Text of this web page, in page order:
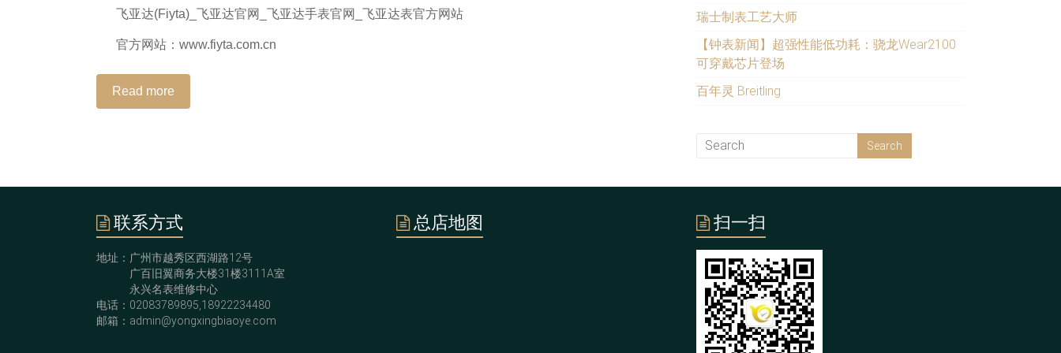
飞亚达(Fiyta)_飞亚达官网_飞亚达手表官网_飞亚达表官方网站
官方网站：www.fiyta.com.cn
Read more
瑞士制表工艺大师
【钟表新闻】超强性能低功耗：骁龙Wear2100
可穿戴芯片登场
百年灵 Breitling
联系方式
地址：广州市越秀区西湖路12号
广百旧翼商务大楼31楼3111A室
永兴名表维修中心
电话：02083789895,18922234480
邮箱：admin@yongxingbiaoye.com
总店地图 扫一扫